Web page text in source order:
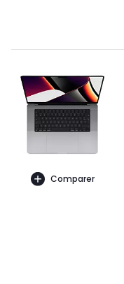
Comparer